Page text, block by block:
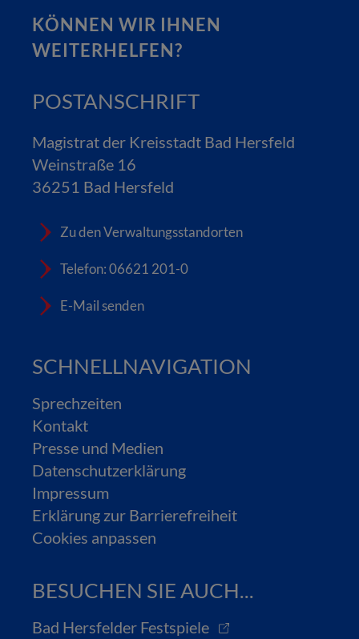
KÖNNEN WIR IHNEN
WEITERHELFEN?
POSTANSCHRIFT
Magistrat der Kreisstadt Bad Hersfeld
Weinstraße 16
36251 Bad Hersfeld
Zu den Verwaltungsstandorten
Telefon: 06621 201-0
E-Mail senden
SCHNELLNAVIGATION
Sprechzeiten
Kontakt
Presse und Medien
Datenschutzerklärung
Impressum
Erklärung zur Barrierefreiheit
Cookies anpassen
BESUCHEN SIE AUCH...
Bad Hersfelder Festspiele